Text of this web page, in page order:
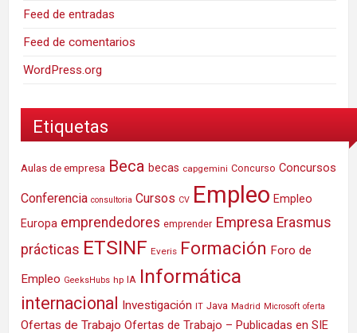
Feed de entradas
Feed de comentarios
WordPress.org
Etiquetas
Aulas de empresa Beca becas capgemini Concurso Concursos
Conferencia consultoria Cursos CV Empleo Empleo
Europa emprendedores emprender Empresa Erasmus
prácticas ETSINF Everis Formación Foro de
Empleo GeeksHubs hp IA Informática
internacional Investigación IT Java Madrid Microsoft oferta
Ofertas de Trabajo Ofertas de Trabajo – Publicadas en SIE